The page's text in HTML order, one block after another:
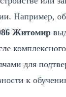
Например,
Житомир
для
к